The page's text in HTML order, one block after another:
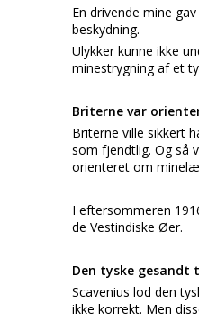
En drivende mine
beskydning.
Ulykker kunne ikke
minestrygning af et
Briterne var
Briterne ville sikkert
som fjendtlig. Og så
orienteret om
I eftersommeren
de Vestindiske Øer.
Den tyske gesandt
Scavenius lod den
ikke korrekt. Men